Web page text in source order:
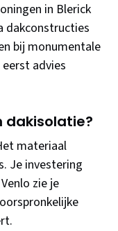
in Blerick
dakconstructies
bij monumentale
advies
dakisolatie?
materiaal
Je investering
zie je